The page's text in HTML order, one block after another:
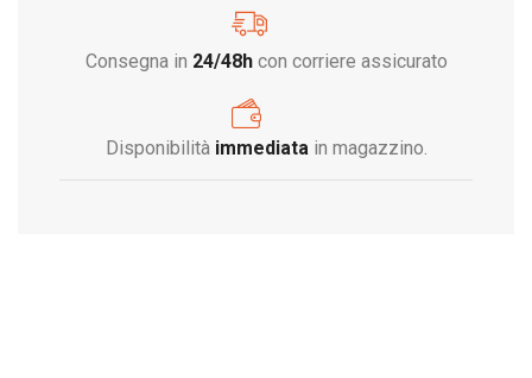
Consegna in 24/48hcon corriere assicurato
Disponibilità immediata in magazzino.